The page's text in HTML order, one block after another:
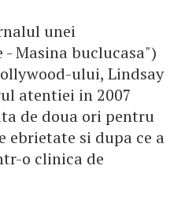
unei
- Masina buclucasa")
ului, Lindsay
atentiei in 2007
de doua ori pentru
ebrietate si dupa ce a
o clinica de